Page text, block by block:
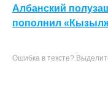
Албанский
пополнил
Ошибка в тексте?